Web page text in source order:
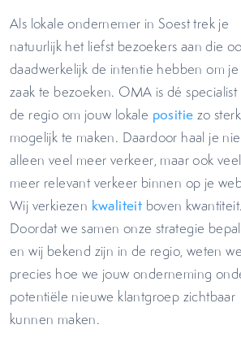
Als lokale ondernemer in Soest trek je
natuurlijk het liefst bezoekers aan die
daadwerkelijk de intentie hebben om je
zaak te bezoeken. OMA is dé specialist
de regio om jouw lokale positie zo sterk
mogelijk te maken. Daardoor haal je
alleen veel meer verkeer, maar ook veel
meer relevant verkeer binnen op je
Wij verkiezen kwaliteit boven kwantiteit.
Doordat we samen onze strategie
en wij bekend zijn in de regio, weten we
precies hoe we jouw onderneming
potentiële nieuwe klantgroep zichtbaar
kunnen maken.